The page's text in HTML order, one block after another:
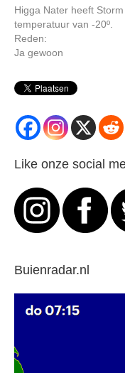
Higga Nater heeft
temperatuur van -20º.
Reden:
Ja gewoon
Like onze social
Buienradar.nl